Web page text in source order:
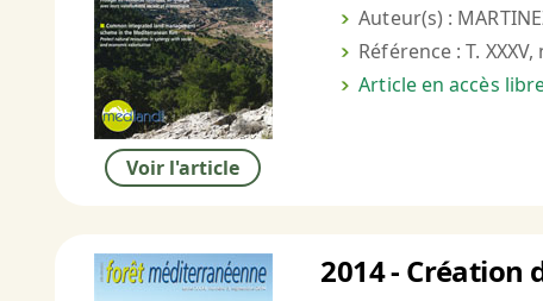
Voir l'article
Auteur(s) :
Référence : T.
Article en accès
2014 - Création